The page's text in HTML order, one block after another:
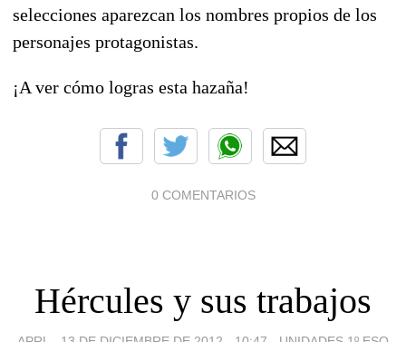
selecciones aparezcan los nombres propios de los
personajes protagonistas.
¡A ver cómo logras esta hazaña!
0 COMENTARIOS
Hércules y sus trabajos